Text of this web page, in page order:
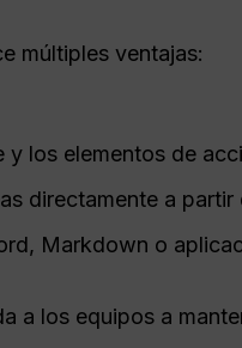
múltiples ventajas:
los elementos de
directamente a partir
Markdown o
a los equipos a